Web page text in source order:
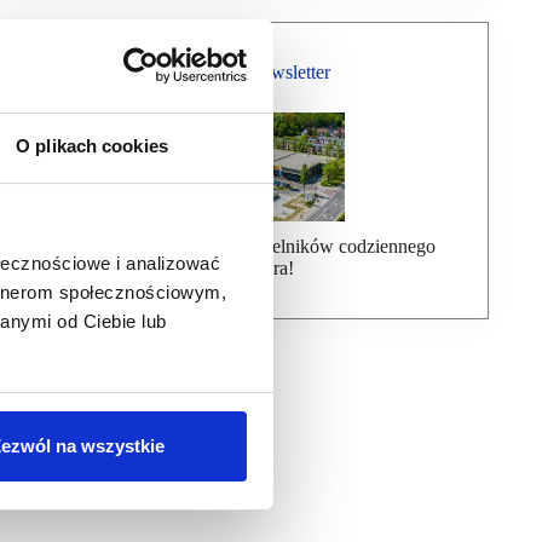
O plikach cookies
i analizować
społecznościowym,
od Ciebie lub
na wszystkie
Bezpłatny Newsletter
Dołącz do ponad 7000 czytelników codziennego
newslettera!